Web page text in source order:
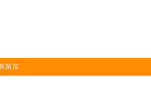
留言